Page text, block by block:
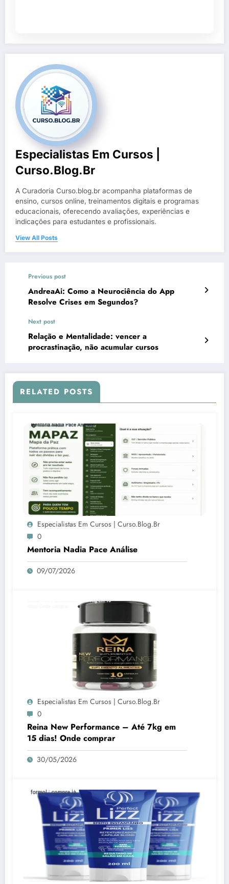
Especialistas Em Cursos |
Curso.blog.br
A Curadoria Curso.blog.br acompanha plataformas de
ensino, cursos online, treinamentos digitais e programas
educacionais, oferecendo avaliações, experiências e
indicações para estudantes e profissionais.
View All Posts
Previous post
AndreaAi: Como a Neurociência do App
Resolve Crises em Segundos?
Next post
Relação e Mentalidade: vencer a
procrastinação, não acumular cursos
RELATED POSTS
Especialistas Em Cursos | Curso.blog.br
0
Mentoria Nadia Pace Análise
09/07/2026
Especialistas Em Cursos | Curso.blog.br
0
Reina New Performance – Até 7kg em
15 dias! Onde comprar
30/05/2026